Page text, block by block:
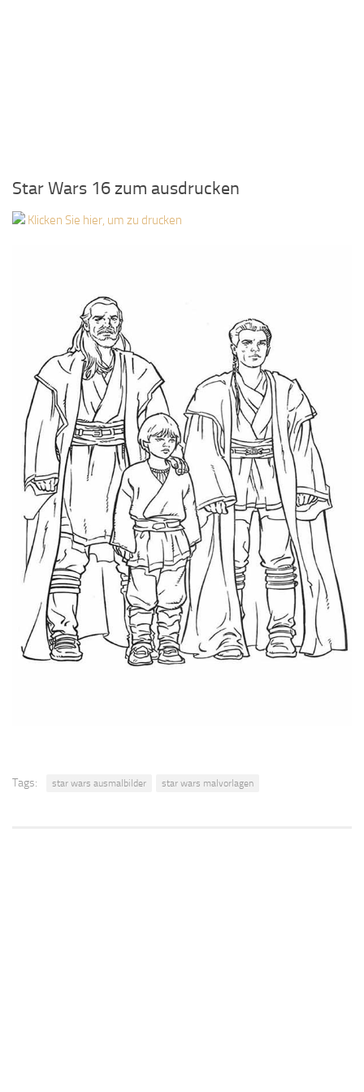
Star Wars 16 zum ausdrucken
Klicken Sie hier, um zu drucken
Tags: star wars ausmalbilder star wars malvorlagen